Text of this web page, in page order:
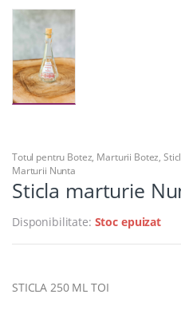
Totul pentru Botez, Marturii Botez,
Marturii Nunta
Sticla marturie
Disponibilitate: Stoc epuizat
STICLA 250 ML TOI